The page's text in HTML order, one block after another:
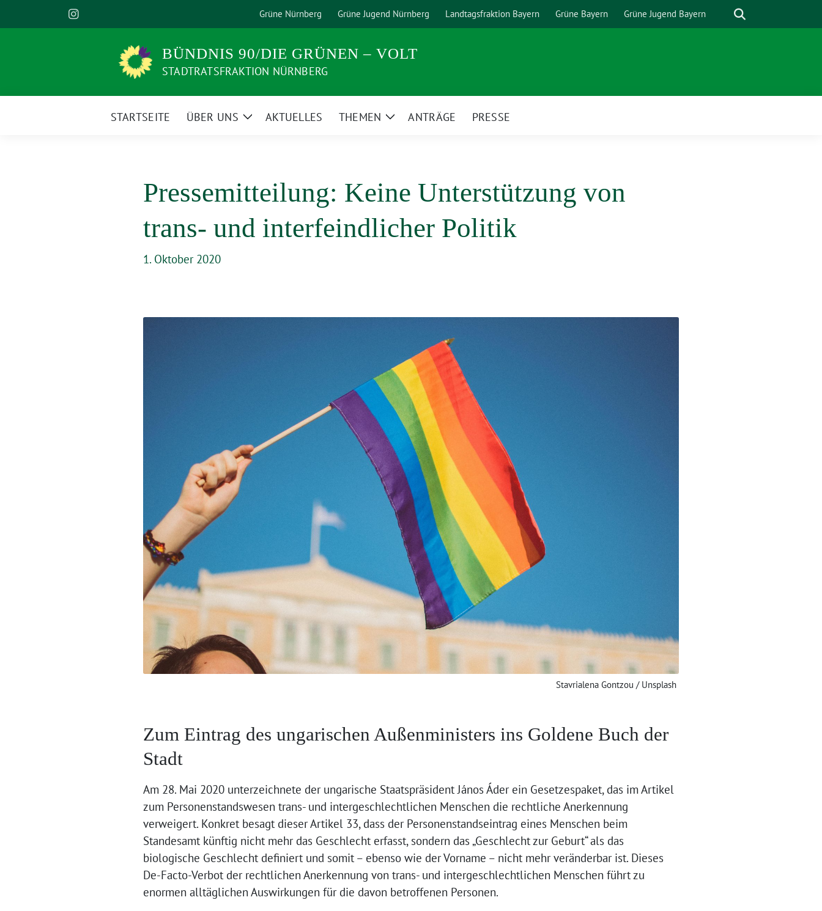
zum
Grüne Nürnberg Grüne Jugend Nürnberg Landtagsfraktion Bayern Grüne Bayern Grüne Jugend Bayern Suche
BÜNDNIS 90/DIE GRÜNEN – VOLT
STADTRATSFRAKTION NÜRNBERG
STARTSEITE ÜBER UNS
ZeigeAKTUELLES THEMEN
ZeigeANTRÄGE PRESSE
Pressemitteilung: Keine Unterstützung von
trans- und interfeindlicher Politik
1. Oktober 2020
Stavrialena Gontzou / Unsplash
Zum Eintrag des ungarischen Außenministers ins Goldene Buch der
Stadt
Am 28. Mai 2020 unterzeichnete der ungarische Staatspräsident János Áder ein Gesetzespaket, das im Artikel
zum Personenstandswesen trans- und intergeschlechtlichen Menschen die rechtliche Anerkennung
verweigert. Konkret besagt dieser Artikel 33, dass der Personenstandseintrag eines Menschen beim
Standesamt künftig nicht mehr das Geschlecht erfasst, sondern das „Geschlecht zur Geburt“ als das
biologische Geschlecht definiert und somit – ebenso wie der Vorname – nicht mehr veränderbar ist. Dieses
De-Facto-Verbot der rechtlichen Anerkennung von trans- und intergeschlechtlichen Menschen führt zu
enormen alltäglichen Auswirkungen für die davon betroffenen Personen.